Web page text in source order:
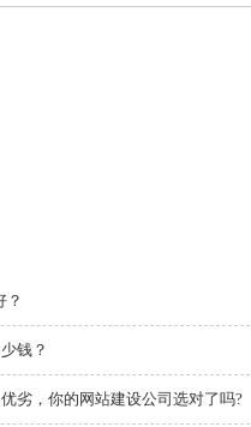
？
钱？
劣，你的网站建设公司选对了吗?